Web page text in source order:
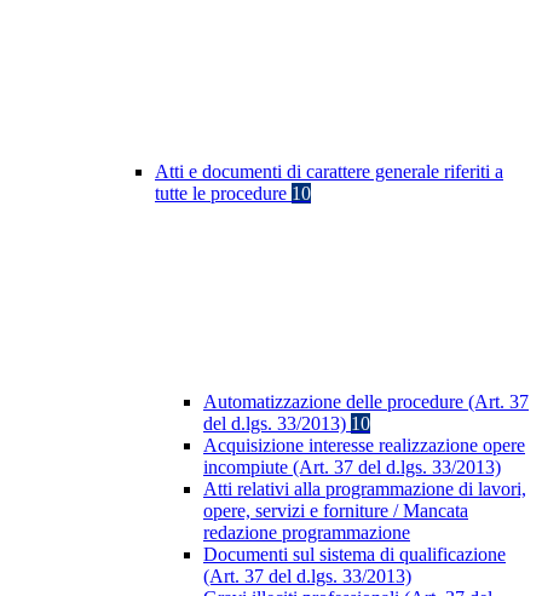
Atti e documenti di carattere generale riferiti a
tutte le procedure 10
Automatizzazione delle procedure (Art. 37
del d.lgs. 33/2013) 10
Acquisizione interesse realizzazione opere
incompiute (Art. 37 del d.lgs. 33/2013)
Atti relativi alla programmazione di lavori,
opere, servizi e forniture / Mancata
redazione programmazione
Documenti sul sistema di qualificazione
(Art. 37 del d.lgs. 33/2013)